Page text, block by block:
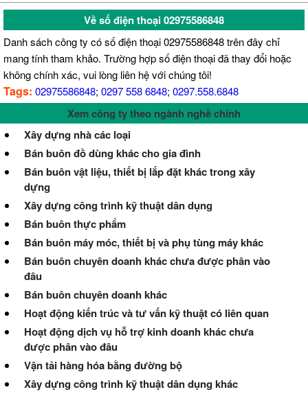
Về số điện thoại 02975586848
Danh sách công ty có số điện thoại 02975586848 trên đây chỉ
mang tính tham khảo. Trường hợp số điện thoại đã thay đổi hoặc
không chính xác, vui lòng liên hệ với chúng tôi!
Tags: 02975586848; 0297 558 6848; 0297.558.6848
Xem công ty theo ngành nghề chính
Xây dựng nhà các loại
Bán buôn đồ dùng khác cho gia đình
Bán buôn vật liệu, thiết bị lắp đặt khác trong xây
dựng
Xây dựng công trình kỹ thuật dân dụng
Bán buôn thực phẩm
Bán buôn máy móc, thiết bị và phụ tùng máy khác
Bán buôn chuyên doanh khác chưa được phân vào
đâu
Bán buôn chuyên doanh khác
Hoạt động kiến trúc và tư vấn kỹ thuật có liên quan
Hoạt động dịch vụ hỗ trợ kinh doanh khác chưa
được phân vào đâu
Vận tải hàng hóa bằng đường bộ
Xây dựng công trình kỹ thuật dân dụng khác